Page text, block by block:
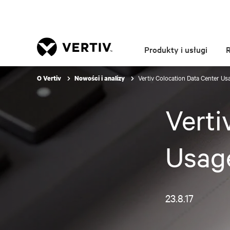
Produkty i usługi
O Vertiv Nowości i analizy Vertiv Colocation Data Center
23.8.17